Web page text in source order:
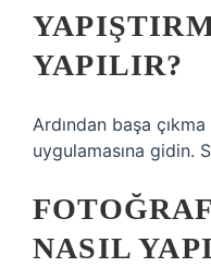
YAPILIR?
Ardından başa
uygulamasına gidin.
NASIL